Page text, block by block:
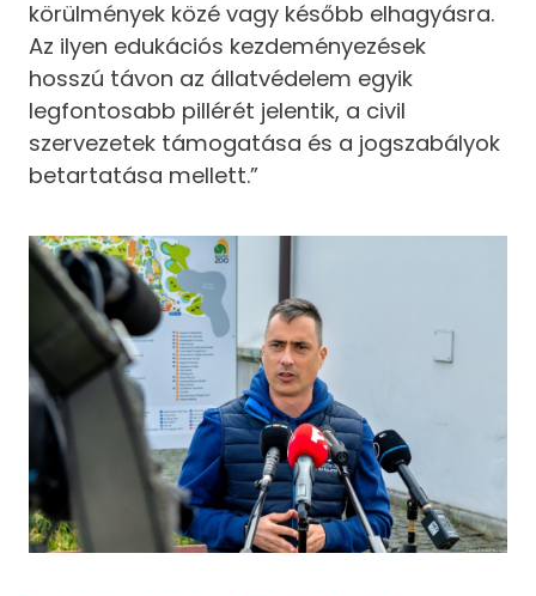
körülmények közé vagy később elhagyásra.
Az ilyen edukációs kezdeményezések
hosszú távon az állatvédelem egyik
legfontosabb pillérét jelentik, a civil
szervezetek támogatása és a jogszabályok
betartatása mellett.”